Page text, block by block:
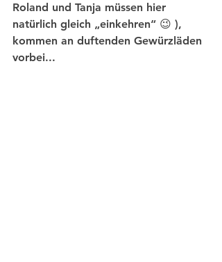
Roland und Tanja müssen hier
natürlich gleich „einkehren“ 😉 ),
kommen an duftenden Gewürzläden
vorbei...